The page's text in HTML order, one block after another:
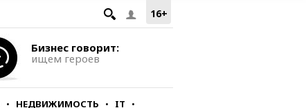
16+
Бизнес говорит:
ищем героев
НЕДВИЖИМОСТЬ IT